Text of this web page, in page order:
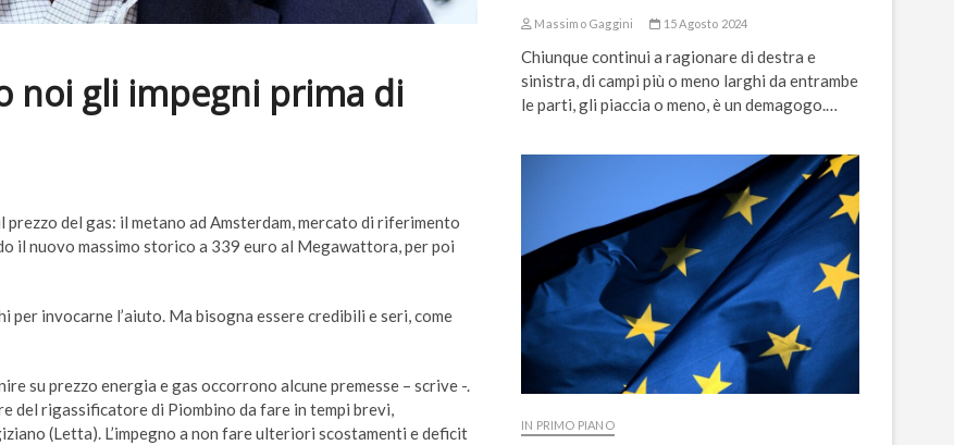
noi gli impegni prima di
del gas: il metano ad Amsterdam, mercato di riferimento
il nuovo massimo storico a 339 euro al Megawattora, per poi
invocarne l’aiuto. Ma bisogna essere credibili e seri, come
su prezzo energia e gas occorrono alcune premesse – scrive -.
del rigassificatore di Piombino da fare in tempi brevi,
(Letta). L’impegno a non fare ulteriori scostamenti e deficit
Massimo Gaggini 15 Agosto 2024
Chiunque continui a ragionare di destra e
sinistra, di campi più o meno larghi da entrambe
le parti, gli piaccia o meno, è un demagogo.…
IN PRIMO PIANO